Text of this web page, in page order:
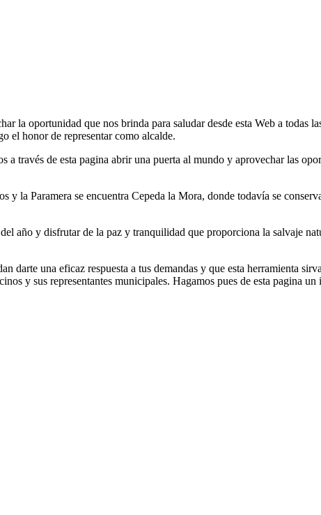
oportunidad que nos brinda para saludar desde esta Web a todas
el honor de representar como alcalde.
través de esta pagina abrir una puerta al mundo y aprovechar las
y la Paramera se encuentra Cepeda la Mora, donde todavía se
año y disfrutar de la paz y tranquilidad que proporciona la salvaje
darte una eficaz respuesta a tus demandas y que esta herramienta
y sus representantes municipales. Hagamos pues de esta pagina